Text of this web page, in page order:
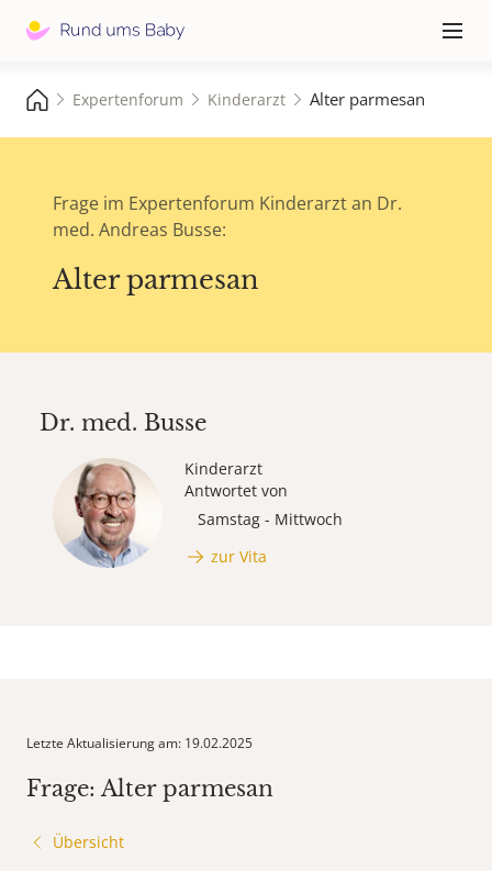
≡
Expertenforum Kinderarzt Alter parmesan
Frage im Expertenforum Kinderarzt an Dr.
med. Andreas Busse:
Alter parmesan
Dr. med. Busse
Kinderarzt
Antwortet von
Samstag - Mittwoch
zur Vita
Letzte Aktualisierung am: 19.02.2025
Frage: Alter parmesan
Übersicht